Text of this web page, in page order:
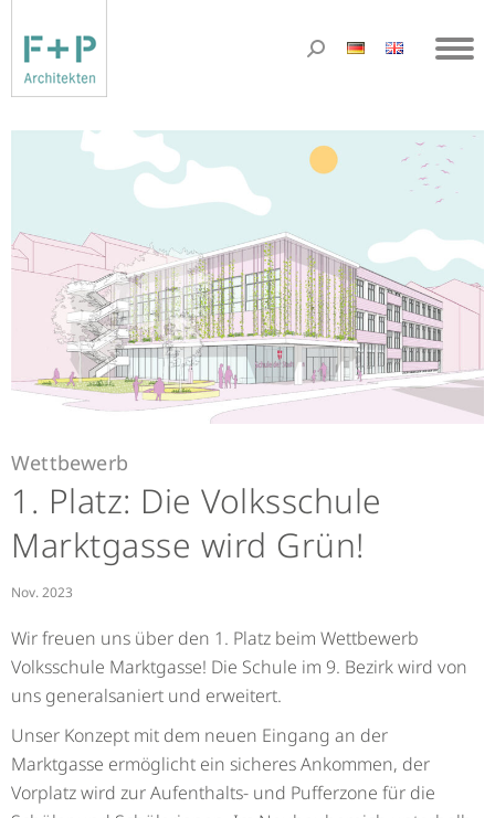
Wettbewerb
1. Platz: Die Volksschule
Marktgasse wird Grün!
Nov. 2023
Wir freuen uns über den 1. Platz beim Wettbewerb
Volksschule Marktgasse! Die Schule im 9. Bezirk wird von
uns generalsaniert und erweitert.
Unser Konzept mit dem neuen Eingang an der
Marktgasse ermöglicht ein sicheres Ankommen, der
Vorplatz wird zur Aufenthalts- und Pufferzone für die